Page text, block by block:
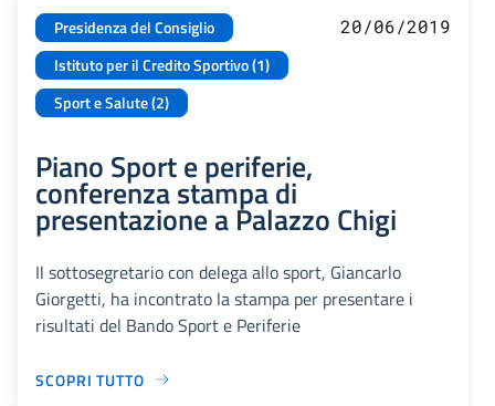
Presidenza del Consiglio
Istituto per il Credito Sportivo (1)
Sport e Salute (2)
20/06/2019
Piano Sport e periferie,
conferenza stampa di
presentazione a Palazzo Chigi
Il sottosegretario con delega allo sport, Giancarlo
Giorgetti, ha incontrato la stampa per presentare i
risultati del Bando Sport e Periferie
SCOPRI TUTTO